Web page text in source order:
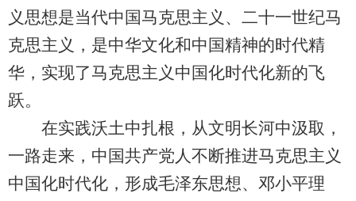
义思想是当代中国马克思主义、二十一世纪马
克思主义，是中华文化和中国精神的时代精
华，实现了马克思主义中国化时代化新的飞
跃。
在实践沃土中扎根，从文明长河中汲取，
一路走来，中国共产党人不断推进马克思主义
中国化时代化，形成毛泽东思想、邓小平理